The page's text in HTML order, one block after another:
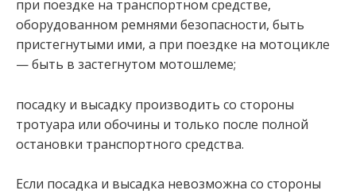
при поездке на транспортном средстве,
оборудованном ремнями безопасности, быть
пристегнутыми ими, а при поездке на мотоцикле
— быть в застегнутом мотошлеме;
посадку и высадку производить со стороны
тротуара или обочины и только после полной
остановки транспортного средства.
Если посадка и высадка невозможна со стороны